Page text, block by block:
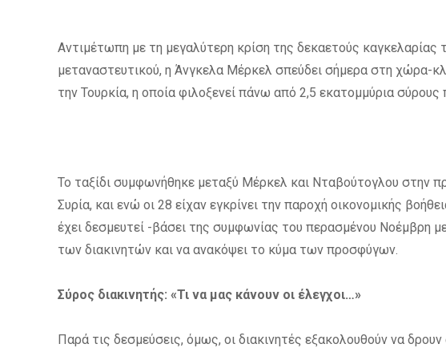
Αντιμέτωπη με τη μεγαλύτερη κρίση της δεκαετούς καγκελαρίας
μεταναστευτικού, η Άνγκελα Μέρκελ σπεύδει σήμερα στη χώρα-
την Τουρκία, η οποία φιλοξενεί πάνω από 2,5 εκατομμύρια
Το ταξίδι συμφωνήθηκε μεταξύ Μέρκελ και Νταβούτογλου στην
Συρία, και ενώ οι 28 είχαν εγκρίνει την παροχή οικονομικής
έχει δεσμευτεί -βάσει της συμφωνίας του περασμένου Νοέμβρη
των διακινητών και να ανακόψει το κύμα των προσφύγων.
Σύρος διακινητής: «Τι να μας κάνουν οι έλεγχοι…»
Παρά τις δεσμεύσεις, όμως, οι διακινητές εξακολουθούν να